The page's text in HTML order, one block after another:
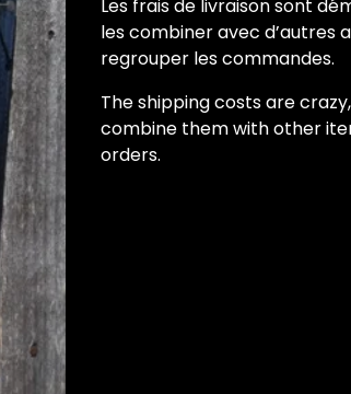
Les frais de livraison sont
les combiner avec d’autres
regrouper les commandes.
The shipping costs are
combine them with other
orders.